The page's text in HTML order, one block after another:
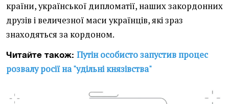
країни, української дипломатії, наших закордонних
друзів і величезної маси українців, які зраз
знаходяться за кордоном.
Читайте також: Путін особисто запустив процес
розвалу росії на "удільні князівства"